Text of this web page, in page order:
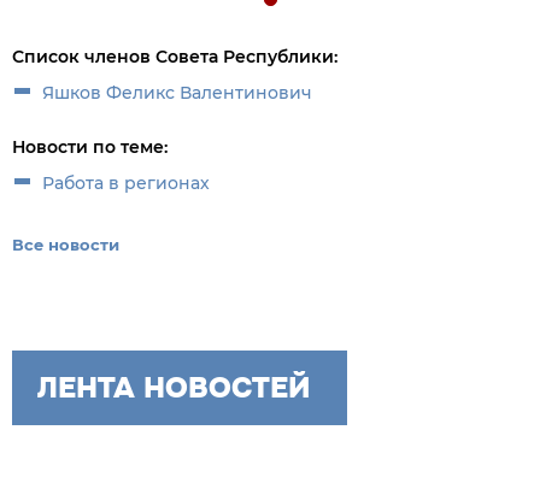
Список членов Совета Республики:
Яшков Феликс Валентинович
Новости по теме:
Работа в регионах
Все новости
ЛЕНТА НОВОСТЕЙ